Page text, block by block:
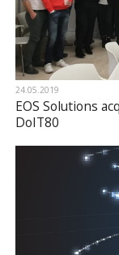
24.05.2019
EOS Solutions
DoIT80